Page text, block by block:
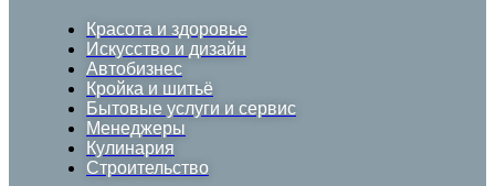
Красота и здоровье
Искусство и дизайн
Автобизнес
Кройка и шитьё
Бытовые услуги и сервис
Менеджеры
Кулинария
Строительство